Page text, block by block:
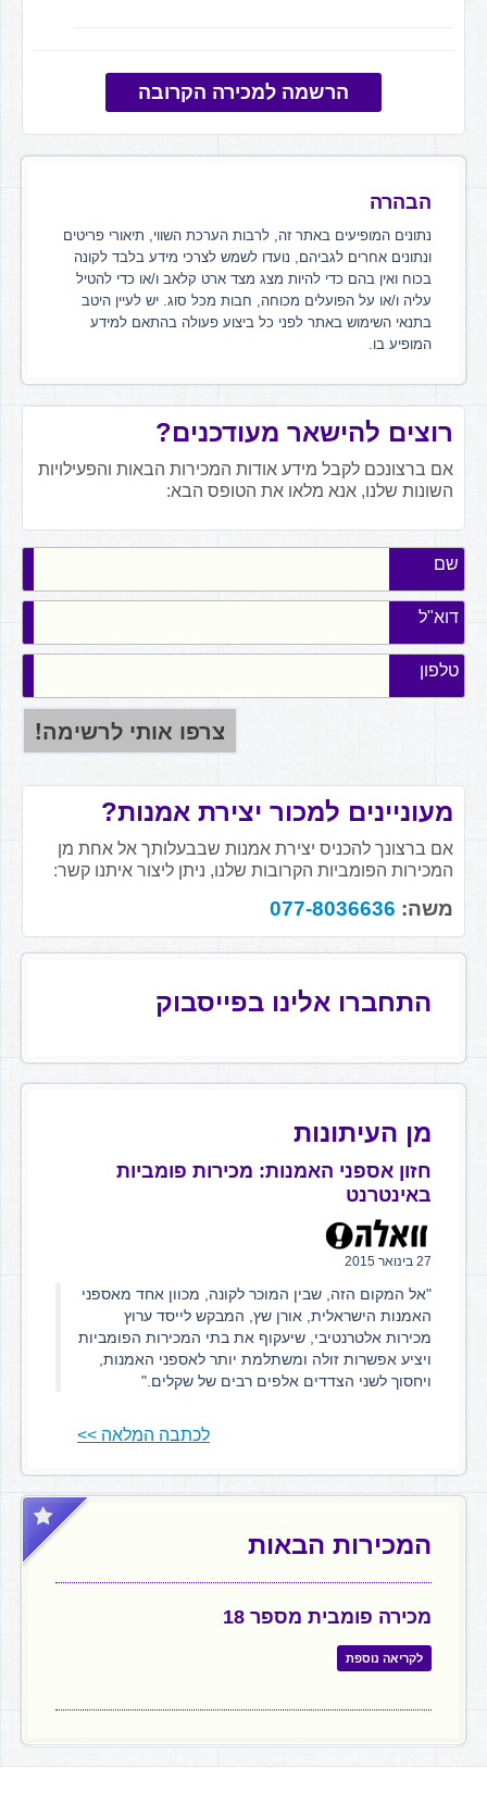
הרשמה למכירה הקרובה
הבהרה
נתונים המופיעים באתר זה, לרבות הערכת השווי, תיאורי פריטים
ונתונים אחרים לגביהם, נועדו לשמש לצרכי מידע בלבד לקונה
בכוח ואין בהם כדי להיות מצג מצד ארט קלאב ו/או כדי להטיל
עליה ו/או על הפועלים מכוחה, חבות מכל סוג. יש לעיין היטב
בתנאי השימוש באתר לפני כל ביצוע פעולה בהתאם למידע
המופיע בו.
רוצים להישאר מעודכנים?
אם ברצונכם לקבל מידע אודות המכירות הבאות והפעילויות
השונות שלנו, אנא מלאו את הטופס הבא:
שם
דוא"ל
טלפון
מעוניינים למכור יצירת אמנות?
אם ברצונך להכניס יצירת אמנות שבבעלותך אל אחת מן
המכירות הפומביות הקרובות שלנו, ניתן ליצור איתנו קשר:
משה: 077-8036636
התחברו אלינו בפייסבוק
מן העיתונות
חזון אספני האמנות: מכירות פומביות
באינטרנט
27 בינואר 2015
"אל המקום הזה, שבין המוכר לקונה, מכוון אחד מאספני
האמנות הישראלית, אורן שץ, המבקש לייסד ערוץ
מכירות אלטרנטיבי, שיעקוף את בתי המכירות הפומביות
ויציע אפשרות זולה ומשתלמת יותר לאספני האמנות,
ויחסוך לשני הצדדים אלפים רבים של שקלים."
לכתבה המלאה >>
המכירות הבאות
מכירה פומבית מספר 18
לקריאה נוספת